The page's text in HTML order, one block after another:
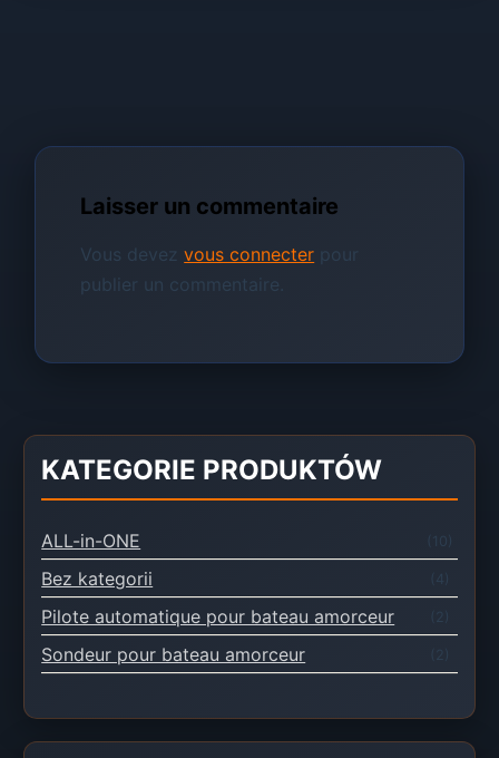
Laisser un commentaire
Vous devezvous connecter pour
publier un commentaire.
KATEGORIE PRODUKTÓW
ALL-in-ONE (10)
Bez kategorii (4)
Pilote automatique pour bateau amorceur
Sondeur pour bateau amorceur